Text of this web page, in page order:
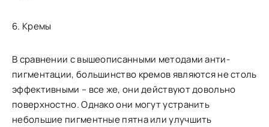
6. Кремы
В сравнении с вышеописанными методами анти-
пигментации, большинство кремов являются не столь
эффективными – все же, они действуют довольно
поверхностно. Однако они могут устранить
небольшие пигментные пятна или улучшить